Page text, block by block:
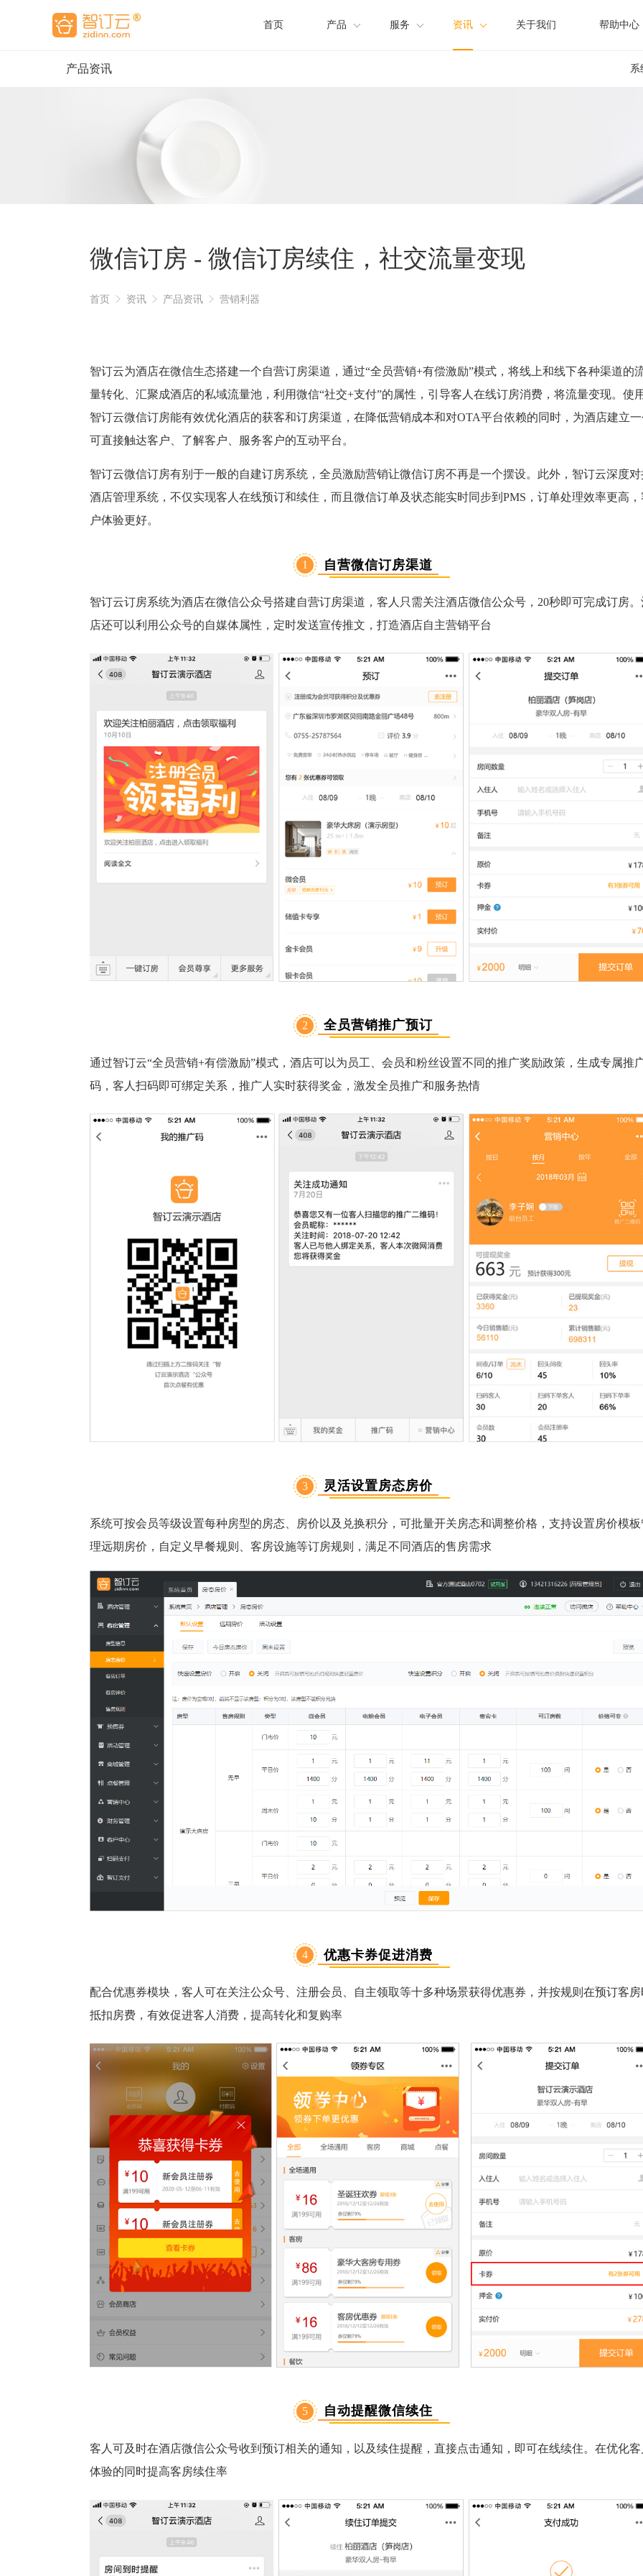
首页 产品 服务 资讯 关于我们 帮助中心
产品资讯 系
微信订房 - 微信订房续住，社交流量变现
首页 资讯 产品资讯 营销利器
智订云为酒店在微信生态搭建一个自营订房渠道，通过“全员营销+有偿激励”模式，将线上和线下各种渠道的
量转化、汇聚成酒店的私域流量池，利用微信“社交+支付”的属性，引导客人在线订房消费，将流量变现。使
智订云微信订房能有效优化酒店的获客和订房渠道，在降低营销成本和对OTA平台依赖的同时，为酒店建立
可直接触达客户、了解客户、服务客户的互动平台。
智订云微信订房有别于一般的自建订房系统，全员激励营销让微信订房不再是一个摆设。此外，智订云深度对
酒店管理系统，不仅实现客人在线预订和续住，而且微信订单及状态能实时同步到PMS，订单处理效率更高，
户体验更好。
1 自营微信订房渠道
智订云订房系统为酒店在微信公众号搭建自营订房渠道，客人只需关注酒店微信公众号，20秒即可完成订房。
店还可以利用公众号的自媒体属性，定时发送宣传推文，打造酒店自主营销平台
2 全员营销推广预订
通过智订云“全员营销+有偿激励”模式，酒店可以为员工、会员和粉丝设置不同的推广奖励政策，生成专属推
码，客人扫码即可绑定关系，推广人实时获得奖金，激发全员推广和服务热情
3 灵活设置房态房价
系统可按会员等级设置每种房型的房态、房价以及兑换积分，可批量开关房态和调整价格，支持设置房价模板
理远期房价，自定义早餐规则、客房设施等订房规则，满足不同酒店的售房需求
4 优惠卡券促进消费
配合优惠券模块，客人可在关注公众号、注册会员、自主领取等十多种场景获得优惠券，并按规则在预订客房
抵扣房费，有效促进客人消费，提高转化和复购率
5 自动提醒微信续住
客人可及时在酒店微信公众号收到预订相关的通知，以及续住提醒，直接点击通知，即可在线续住。在优化客
体验的同时提高客房续住率